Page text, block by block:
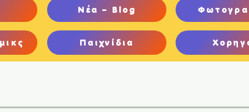
Νέα – Blog
Παιχνίδια